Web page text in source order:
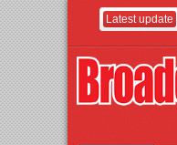
Latest update